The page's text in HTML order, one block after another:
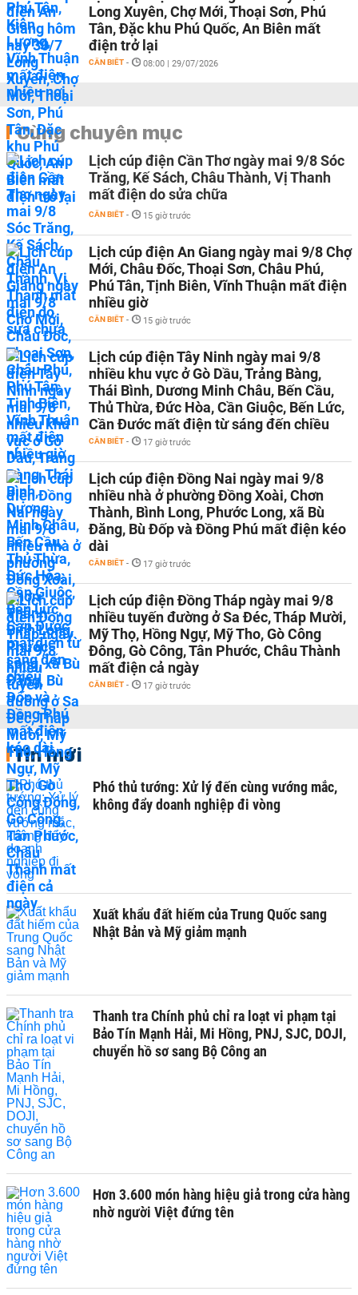
Long Xuyên, Chợ Mới, Thoại Sơn, Phú
Tân, Đặc khu Phú Quốc, An Biên mất
điện trở lại
CẦN BIẾT - 08:00 | 29/07/2026
Cùng chuyên mục
Lịch cúp điện Cần Thơ ngày mai 9/8 Sóc
Trăng, Kế Sách, Châu Thành, Vị Thanh
mất điện do sửa chữa
CẦN BIẾT - 15 giờ trước
Lịch cúp điện An Giang ngày mai 9/8 Chợ
Mới, Châu Đốc, Thoại Sơn, Châu Phú,
Phú Tân, Tịnh Biên, Vĩnh Thuận mất điện
nhiều giờ
CẦN BIẾT - 15 giờ trước
Lịch cúp điện Tây Ninh ngày mai 9/8
nhiều khu vực ở Gò Dầu, Trảng Bàng,
Thái Bình, Dương Minh Châu, Bến Cầu,
Thủ Thừa, Đức Hòa, Cần Giuộc, Bến Lức,
Cần Đước mất điện từ sáng đến chiều
CẦN BIẾT - 17 giờ trước
Lịch cúp điện Đồng Nai ngày mai 9/8
nhiều nhà ở phường Đồng Xoài, Chơn
Thành, Bình Long, Phước Long, xã Bù
Đăng, Bù Đốp và Đồng Phú mất điện kéo
dài
CẦN BIẾT - 17 giờ trước
Lịch cúp điện Đồng Tháp ngày mai 9/8
nhiều tuyến đường ở Sa Đéc, Tháp Mười,
Mỹ Thọ, Hồng Ngự, Mỹ Tho, Gò Công
Đông, Gò Công, Tân Phước, Châu Thành
mất điện cả ngày
CẦN BIẾT - 17 giờ trước
Tin mới
Phó thủ tướng: Xử lý đến cùng vướng mắc,
không đẩy doanh nghiệp đi vòng
Xuất khẩu đất hiếm của Trung Quốc sang
Nhật Bản và Mỹ giảm mạnh
Thanh tra Chính phủ chỉ ra loạt vi phạm tại
Bảo Tín Mạnh Hải, Mi Hồng, PNJ, SJC, DOJI,
chuyển hồ sơ sang Bộ Công an
Hơn 3.600 món hàng hiệu giả trong cửa hàng
nhờ người Việt đứng tên